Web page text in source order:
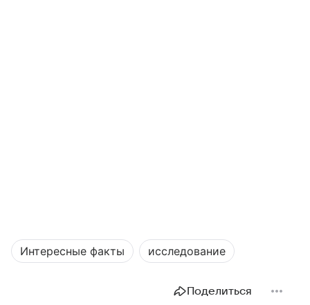
Интересные факты исследование
Поделиться